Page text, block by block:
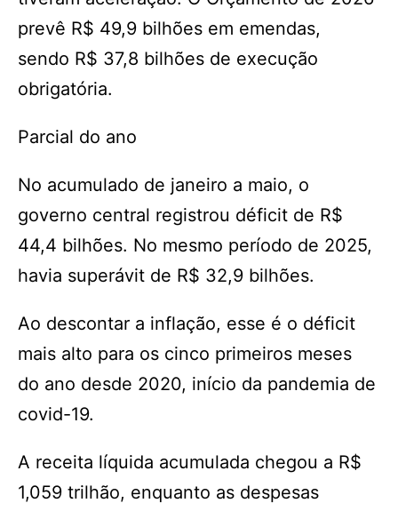
prevê R$ 49,9 bilhões em emendas,
sendo R$ 37,8 bilhões de execução
obrigatória.
Parcial do ano
No acumulado de janeiro a maio, o
governo central registrou déficit de R$
44,4 bilhões. No mesmo período de 2025,
havia superávit de R$ 32,9 bilhões.
Ao descontar a inflação, esse é o déficit
mais alto para os cinco primeiros meses
do ano desde 2020, início da pandemia de
covid-19.
A receita líquida acumulada chegou a R$
1,059 trilhão, enquanto as despesas